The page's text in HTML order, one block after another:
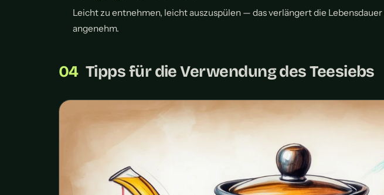
Leicht zu entnehmen, leicht auszuspülen — das verlängert die
angenehm.
Tipps für die Verwendung des Teesiebs